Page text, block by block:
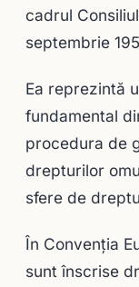
cadrul
septembrie
Ea reprezintă
fundamental
procedura de
drepturilor
sfere de
În Convenţia
sunt înscrise